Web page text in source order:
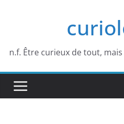
n.f. Être curieux de tout,